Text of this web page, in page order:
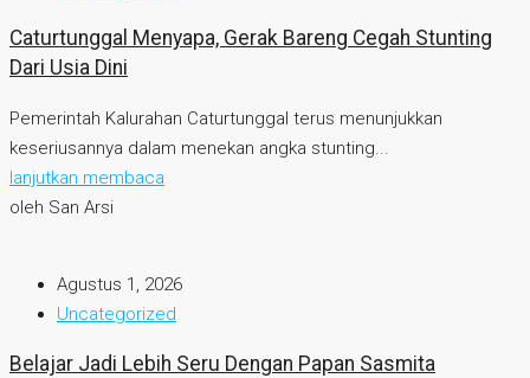
Caturtunggal Menyapa, Gerak Bareng Cegah Stunting
Dari Usia Dini
Pemerintah Kalurahan Caturtunggal terus menunjukkan
keseriusannya dalam menekan angka stunting...
lanjutkan membaca
oleh San Arsi
Agustus 1, 2026
Uncategorized
Belajar Jadi Lebih Seru Dengan Papan Sasmita